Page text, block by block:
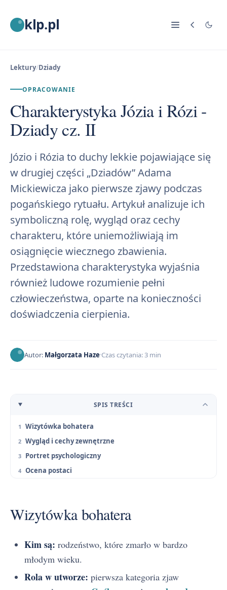
klp.pl
Lektury/Dziady
OPRACOWANIE
Charakterystyka Józia i Rózi -
Dziady cz. II
Józio i Rózia to duchy lekkie pojawiające się
w drugiej części „Dziadów” Adama
Mickiewicza jako pierwsze zjawy podczas
pogańskiego rytuału. Artykuł analizuje ich
symboliczną rolę, wygląd oraz cechy
charakteru, które uniemożliwiają im
osiągnięcie wiecznego zbawienia.
Przedstawiona charakterystyka wyjaśnia
również ludowe rozumienie pełni
człowieczeństwa, oparte na konieczności
doświadczenia cierpienia.
Autor: Małgorzata Haze Czas czytania: 3 min
SPIS TREŚCI
Wizytówka bohatera
Wygląd i cechy zewnętrzne
Portret psychologiczny
Ocena postaci
Wizytówka bohatera
Kim są: rodzeństwo, które zmarło w bardzo
młodym wieku.
Rola w utworze: pierwsza kategoria zjaw